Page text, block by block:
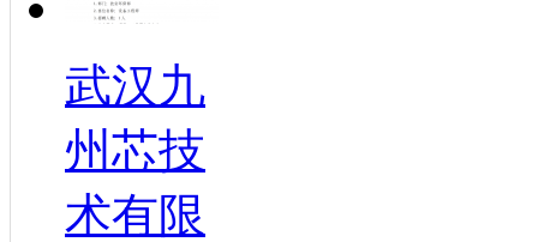
武汉九
州芯技
术有限